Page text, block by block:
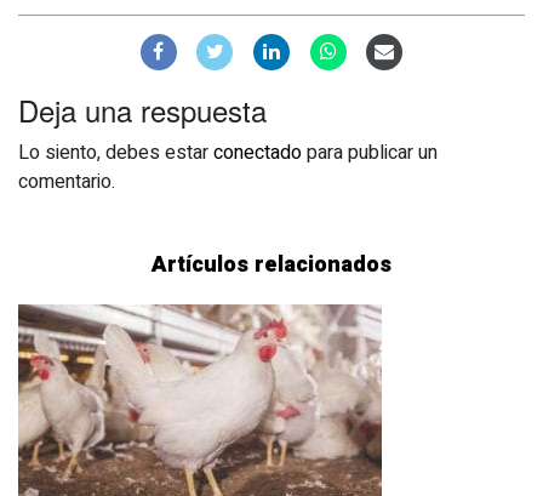
Deja una respuesta
Lo siento, debes estarconectadopara publicar un
comentario.
Artículos relacionados